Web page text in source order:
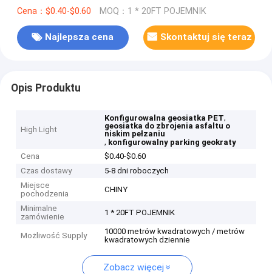
Cena：$0.40-$0.60 MOQ：1 * 20FT POJEMNIK
Najlepsza cena Skontaktuj się teraz
Opis Produktu
High Light
Konfigurowalna geosiatka PET,
geosiatka do zbrojenia asfaltu o
niskim pełzaniu
, konfigurowalny parking geokraty
Cena
$0.40-$0.60
Czas dostawy
5-8 dni roboczych
Miejsce
pochodzenia
CHINY
Minimalne
zamówienie
1 * 20FT POJEMNIK
Możliwość Supply
10000 metrów kwadratowych / metrów
kwadratowych dziennie
Zobacz więcej